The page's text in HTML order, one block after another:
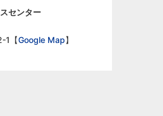
センター
1【Google Map】